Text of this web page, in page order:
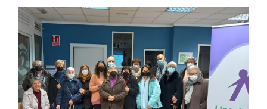
ASAMBLEA
DE
OBRERAS